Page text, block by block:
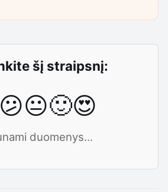
šį straipsnį:
😕😐🙂😍
duomenys...